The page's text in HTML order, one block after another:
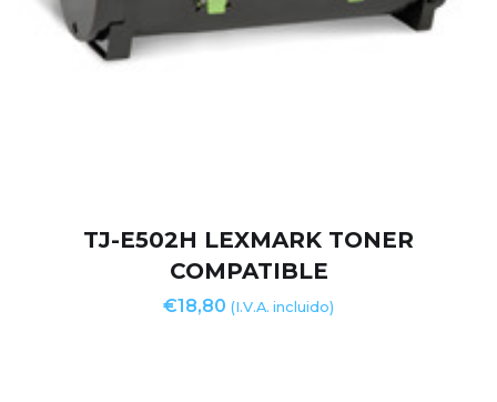
TJ-E502H LEXMARK TONER
COMPATIBLE
€18,80 (I.V.A. incluido)